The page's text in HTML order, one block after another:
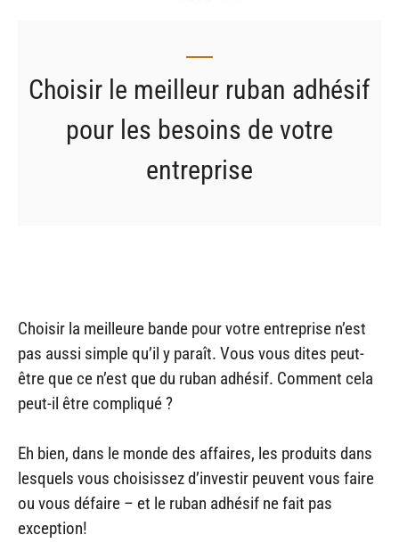
Choisir le meilleur ruban adhésif
pour les besoins de votre
entreprise
Choisir la meilleure bande pour votre entreprise n’est
pas aussi simple qu’il y paraît. Vous vous dites peut-
être que ce n’est que du ruban adhésif. Comment cela
peut-il être compliqué ?
Eh bien, dans le monde des affaires, les produits dans
lesquels vous choisissez d’investir peuvent vous faire
ou vous défaire – et le ruban adhésif ne fait pas
exception!